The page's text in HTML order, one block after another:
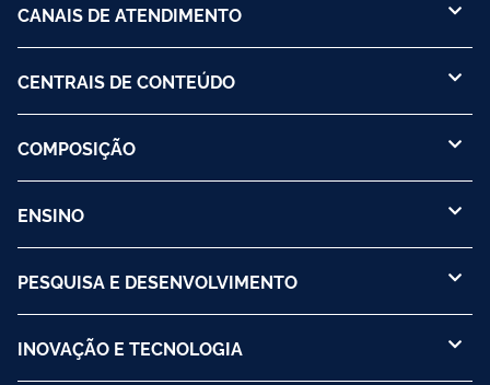
CANAIS DE ATENDIMENTO
CENTRAIS DE CONTEÚDO
COMPOSIÇÃO
ENSINO
PESQUISA E DESENVOLVIMENTO
INOVAÇÃO E TECNOLOGIA